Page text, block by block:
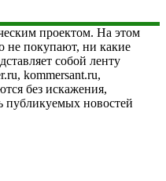
проектом. На этом
не покупают, ни какие
собой ленту
kommersant.ru,
без искажения,
публикуемых новостей